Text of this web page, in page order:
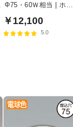
Φ75・60Ｗ相当 | ホワ
￥12,100
5.0